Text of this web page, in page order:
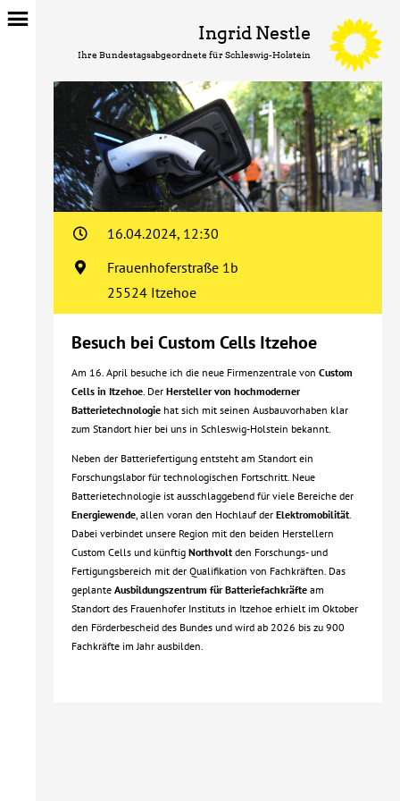
Ingrid Nestle
Ihre Bundestagsabgeordnete für Schleswig-Holstein
16.04.2024, 12:30
Frauenhoferstraße 1b
25524 Itzehoe
Besuch bei Custom Cells Itzehoe
Am 16. April besuche ich die neue Firmenzentrale von Custom
Cells in Itzehoe . Der Hersteller von hochmoderner
Batterietechnologie hat sich mit seinen Ausbauvorhaben klar
zum Standort hier bei uns in Schleswig-Holstein bekannt.
Neben der Batteriefertigung entsteht am Standort ein
Forschungslabor für technologischen Fortschritt. Neue
Batterietechnologie ist ausschlaggebend für viele Bereiche der
Energiewende , allen voran den Hochlauf der Elektromobilität
Dabei verbindet unsere Region mit den beiden Herstellern
Custom Cells und künftig Northvolt den Forschungs- und
Fertigungsbereich mit der Qualifikation von Fachkräften. Das
geplante Ausbildungszentrum für Batteriefachkräfte am
Standort des Frauenhofer Instituts in Itzehoe erhielt im Oktober
den Förderbescheid des Bundes und wird ab 2026 bis zu 900
Fachkräfte im Jahr ausbilden.